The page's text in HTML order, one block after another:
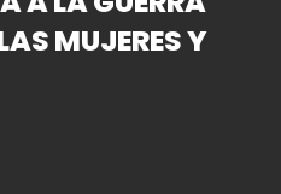
MUJERES Y